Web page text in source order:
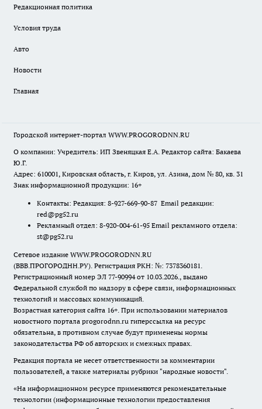
Редакционная политика
Условия труда
Авто
Новости
Главная
Городской интернет-портал WWW.PROGORODNN.RU
О компании: Учредитель: ИП Звеняцкая Е.А. Редактор сайта: Бакаева
Ю.Г.
Адрес: 610001, Кировская область, г. Киров, ул. Азина, дом № 80, кв. 31
Знак информационной продукции: 16+
Контакты: Редакция: 8-927-669-90-87 Email редакции:
red@pg52.ru
Рекламный отдел: 8-920-004-61-95 Email рекламного отдела:
st@pg52.ru
Сетевое издание WWW.PROGORODNN.RU
(ВВВ.ПРОГОРОДНН.РУ). Регистрация РКН: №: 7378360181.
Регистрационный номер ЭЛ 77-90994 от 10.03.2026., выдано
Федеральной службой по надзору в сфере связи, информационных
технологий и массовых коммуникаций.
Возрастная категория сайта 16+. При использовании материалов
новостного портала progorodnn.ru гиперссылка на ресурс
обязательна, в противном случае будут применены нормы
законодательства РФ об авторских и смежных правах.
Редакция портала не несет ответственности за комментарии
пользователей, а также материалы рубрики "народные новости".
«На информационном ресурсе применяются рекомендательные
технологии (информационные технологии предоставления